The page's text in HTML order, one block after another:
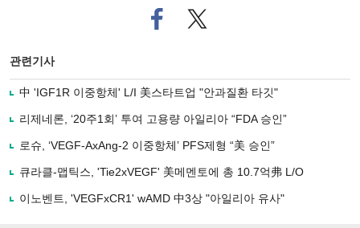
페
이
로
기
사
유
기
트위
터로
관련기사
中 'IGF1R 이중항체' L/I 美스타트업 "안과질환 타깃"
리제네론, ‘20주1회’ 투여 고용량 아일리아 “FDA 승인”
로슈, ‘VEGF-AxAng-2 이중항체’ PFS제형 “美 승인”
큐라클-맵틱스, 'Tie2xVEGF' 美메멘토에 총 10.7억弗 L/O
이노벤트, 'VEGFxCR1' wAMD 中3상 "아일리아 유사"